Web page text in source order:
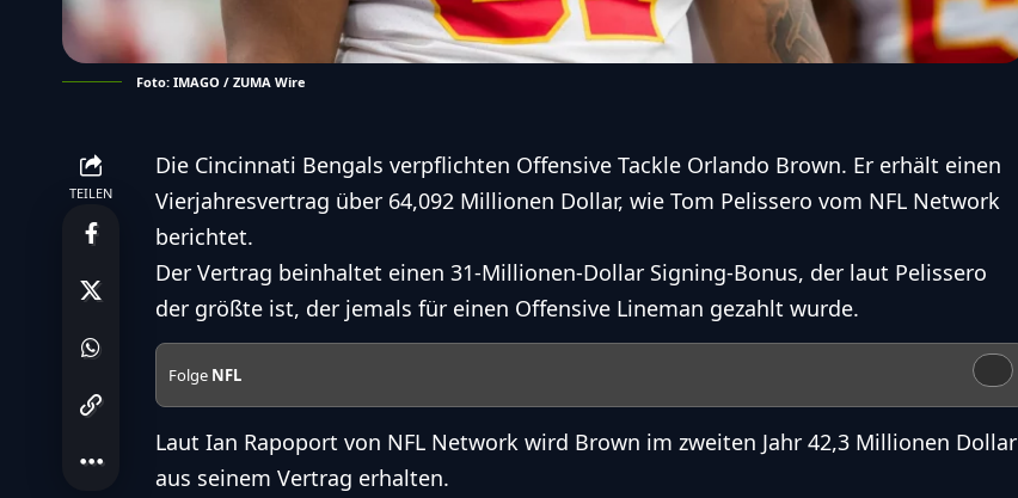
Foto: IMAGO / ZUMA Wire
TEILEN
Die Cincinnati Bengals verpflichten Offensive Tackle Orlando Brown. Er erhält einen
Vierjahresvertrag über 64,092 Millionen Dollar, wie Tom Pelissero vom NFL Network
berichtet.
Der Vertrag beinhaltet einen 31-Millionen-Dollar Signing-Bonus, der laut Pelissero
der größte ist, der jemals für einen Offensive Lineman gezahlt wurde.
Folge NFL
Laut Ian Rapoport von NFL Network wird Brown im zweiten Jahr 42,3 Millionen Dollar
aus seinem Vertrag erhalten.